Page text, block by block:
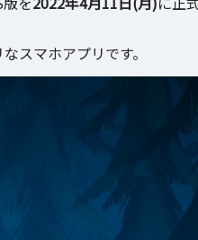
スマホアプリです。